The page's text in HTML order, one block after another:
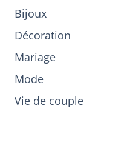
Bijoux
Décoration
Mariage
Mode
Vie de couple